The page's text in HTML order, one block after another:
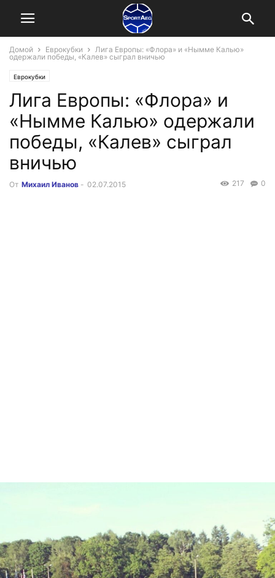
Домой Еврокубки
Лига Европы: «Флора» и «Нымме Калью»
одержали победы, «Калев» сыграл вничью
Еврокубки
Лига Европы: «Флора» и
«Нымме Калью» одержали
победы, «Калев» сыграл
вничью
От Михаил Иванов - 02.07.2015 0
217